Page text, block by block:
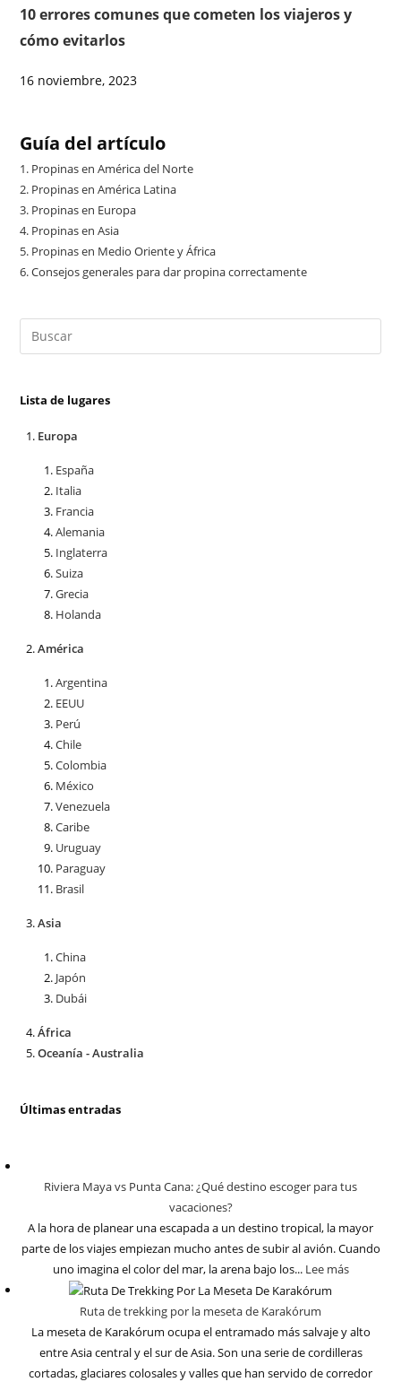
10 errores comunes que cometen los viajeros y
cómo evitarlos
16 noviembre, 2023
Guía del artículo
1. Propinas en América del Norte
2. Propinas en América Latina
3. Propinas en Europa
4. Propinas en Asia
5. Propinas en Medio Oriente y África
6.Consejos generales para dar propina correctamente
Lista de lugares
Europa
España
Italia
Francia
Alemania
Inglaterra
Suiza
Grecia
Holanda
América
Argentina
EEUU
Perú
Chile
Colombia
México
Venezuela
Caribe
Uruguay
Paraguay
Brasil
Asia
China
Japón
Dubái
África
Oceanía - Australia
Últimas entradas
Riviera Maya vs Punta Cana: ¿Qué destino escoger para tus
vacaciones?
A la hora de planear una escapada a un destino tropical, la mayor
parte de los viajes empiezan mucho antes de subir al avión. Cuando
uno imagina el color del mar, la arena bajo los... Lee más
Ruta de trekking por la meseta de Karakórum
La meseta de Karakórum ocupa el entramado más salvaje y alto
entre Asia central y el sur de Asia. Son una serie de cordilleras
cortadas, glaciares colosales y valles que han servido de corredor